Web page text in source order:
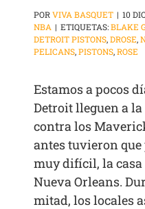
PORVIVA BASQUET | 10
NBA | ETIQUETAS:BLAKE
DETROIT PISTONS,DROSE,
PELICANS,PISTONS,ROSE
Estamos a pocos
Detroit lleguen a
contra los
antes tuvieron
muy difícil, la casa
Nueva Orleans.
mitad, los locales